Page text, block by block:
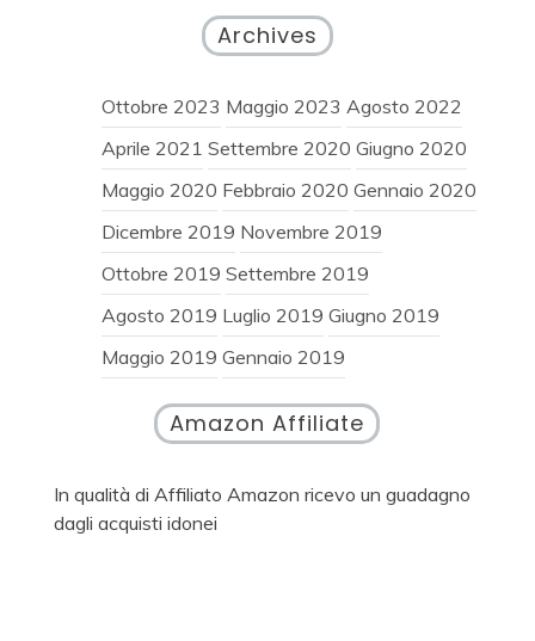
Archives
Ottobre 2023 Maggio 2023 Agosto 2022
Aprile 2021 Settembre 2020 Giugno 2020
Maggio 2020 Febbraio 2020 Gennaio 2020
Dicembre 2019 Novembre 2019
Ottobre 2019 Settembre 2019
Agosto 2019 Luglio 2019 Giugno 2019
Maggio 2019 Gennaio 2019
Amazon Affiliate
In qualità di Affiliato Amazon ricevo un guadagno
dagli acquisti idonei